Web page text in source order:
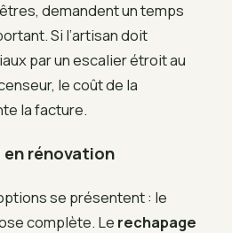
demandent un temps
Si l’artisan doit
par un escalier étroit au
le coût de la
la facture.
en rénovation
se présentent : le
complète. Le rechapage